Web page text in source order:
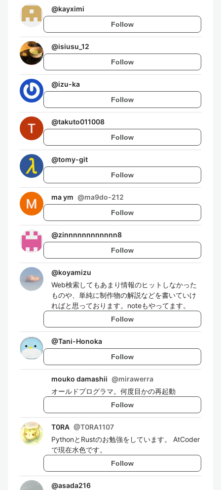
@kayximi
Follow
@isiusu_12
Follow
@izu-ka
Follow
@takuto011008
Follow
@tomy-git
Follow
ma ym @ma9do-212
Follow
@zinnnnnnnnnnnn8
Follow
@koyamizu
Web検索してもあまり情報のヒットしなかった
ものや、単純に制作物の解説などを書いていけ
ればと思っております。noteもやってます。
Follow
@Tani-Honoka
Follow
mouko damashii @mirawerra
オールドプログラマ。何度目かの再起動
Follow
T0RA @T0RA1107
PythonとRustのお勉強をしています。 AtCoder
で現在水色です。
Follow
@asada216